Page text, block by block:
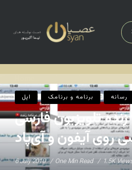
اپل برنامه و برنامک رسانه
تلویزیون فارسی
روی آیفون و آی‌پاد
6 July 2010 One Min Read 1.5K